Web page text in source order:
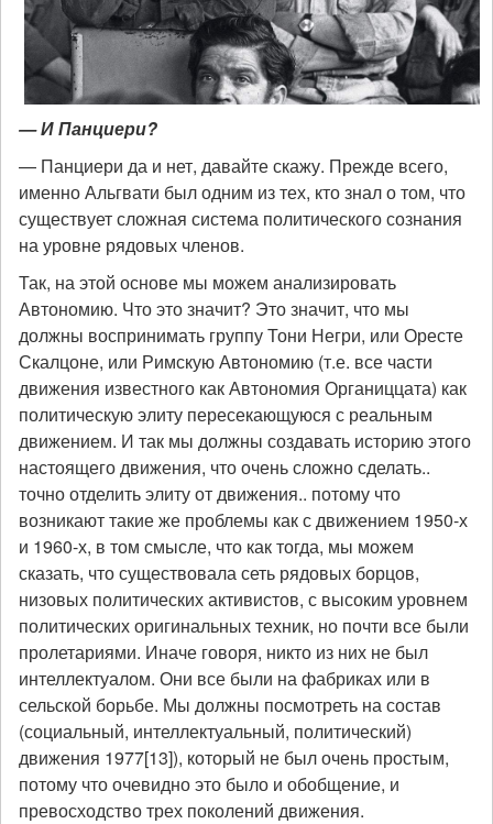
— И Панциери?
— Панциери да и нет, давайте скажу. Прежде всего,
именно Альгвати был одним из тех, кто знал о том, что
существует сложная система политического сознания
на уровне рядовых членов.
Так, на этой основе мы можем анализировать
Автономию. Что это значит? Это значит, что мы
должны воспринимать группу Тони Негри, или Оресте
Скалцоне, или Римскую Автономию (т.е. все части
движения известного как Автономия Органиццата) как
политическую элиту пересекающуюся с реальным
движением. И так мы должны создавать историю этого
настоящего движения, что очень сложно сделать..
точно отделить элиту от движения.. потому что
возникают такие же проблемы как с движением 1950-х
и 1960-х, в том смысле, что как тогда, мы можем
сказать, что существовала сеть рядовых борцов,
низовых политических активистов, с высоким уровнем
политических оригинальных техник, но почти все были
пролетариями. Иначе говоря, никто из них не был
интеллектуалом. Они все были на фабриках или в
сельской борьбе. Мы должны посмотреть на состав
(социальный, интеллектуальный, политический)
движения 1977[13]), который не был очень простым,
потому что очевидно это было и обобщение, и
превосходство трех поколений движения.